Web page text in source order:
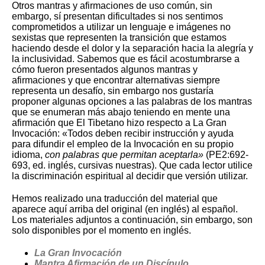
Otros mantras y afirmaciones de uso común, sin
embargo, sí presentan dificultades si nos sentimos
comprometidos a utilizar un lenguaje e imágenes no
sexistas que representen la transición que estamos
haciendo desde el dolor y la separación hacia la alegría y
la inclusividad. Sabemos que es fácil acostumbrarse a
cómo fueron presentados algunos mantras y
afirmaciones y que encontrar alternativas siempre
representa un desafío, sin embargo nos gustaría
proponer algunas opciones a las palabras de los mantras
que se enumeran más abajo teniendo en mente una
afirmación que El Tibetano hizo respecto a La Gran
Invocación: «Todos deben recibir instrucción y ayuda
para difundir el empleo de la Invocación en su propio
idioma, con palabras que permitan aceptarla» (PE2:692-
693, ed. inglés, cursivas nuestras). Que cada lector utilice
la discriminación espiritual al decidir que versión utilizar.
Hemos realizado una traducción del material que
aparece aquí arriba del original (en inglés) al español.
Los materiales adjuntos a continuación, sin embargo, son
solo disponibles por el momento en inglés.
La Gran Invocación